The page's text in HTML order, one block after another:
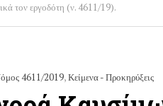
τον εργοδότη (ν. 4611/19).
4611/2019,Κείμενα - Προκηρύξεις